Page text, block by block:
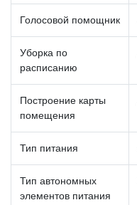
Голосовой помощник
Уборка по
расписанию
Построение карты
помещения
Тип питания
Тип автономных
элементов питания